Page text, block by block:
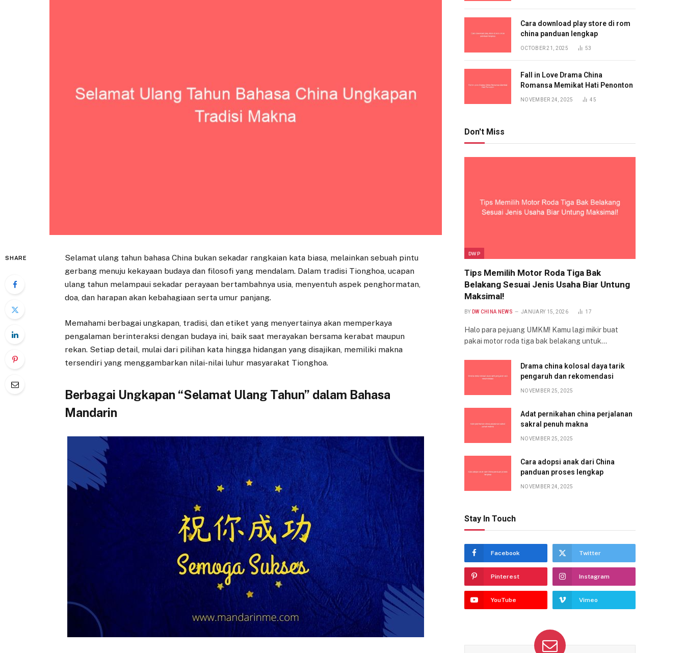
SHARE
Selamat ulang tahun bahasa China bukan sekadar rangkaian kata biasa, melainkan sebuah pintu
gerbang menuju kekayaan budaya dan filosofi yang mendalam. Dalam tradisi Tionghoa, ucapan
ulang tahun melampaui sekadar perayaan bertambahnya usia, menyentuh aspek penghormatan,
doa, dan harapan akan kebahagiaan serta umur panjang.
Memahami berbagai ungkapan, tradisi, dan etiket yang menyertainya akan memperkaya
pengalaman berinteraksi dengan budaya ini, baik saat merayakan bersama kerabat maupun
rekan. Setiap detail, mulai dari pilihan kata hingga hidangan yang disajikan, memiliki makna
tersendiri yang menggambarkan nilai-nilai luhur masyarakat Tionghoa.
Berbagai Ungkapan “Selamat Ulang Tahun” dalam Bahasa
Mandarin
Cara download play store di rom
china panduan lengkap
OCTOBER 21, 2025 53
Fall in Love Drama China
Romansa Memikat Hati Penonton
NOVEMBER 24, 2025 45
Don't Miss
DWP
Tips Memilih Motor Roda Tiga Bak
Belakang Sesuai Jenis Usaha Biar Untung
Maksimal!
BY DW CHINA NEWS JANUARY 15, 2026 17
Halo para pejuang UMKM! Kamu lagi mikir buat
pakai motor roda tiga bak belakang untuk…
Drama china kolosal daya tarik
pengaruh dan rekomendasi
NOVEMBER 25, 2025
Adat pernikahan china perjalanan
sakral penuh makna
NOVEMBER 25, 2025
Cara adopsi anak dari China
panduan proses lengkap
NOVEMBER 24, 2025
Stay In Touch
Facebook Twitter
Pinterest Instagram
YouTube Vimeo